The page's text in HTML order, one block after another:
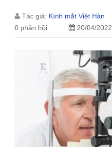
Tác giả: Kính mắt Việt Hàn
0 phản hồi
20/04/2022